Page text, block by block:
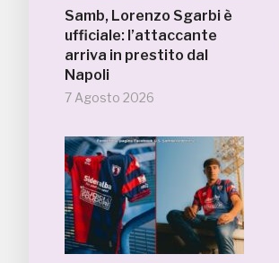
Samb, Lorenzo Sgarbi è
ufficiale: l’attaccante
arriva in prestito dal
Napoli
7 Agosto 2026